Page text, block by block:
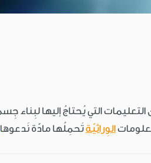
التي يُحتاجُ إليها لبِناء
الوِراثيّة تَحمِلُها مادّة نَدعوها